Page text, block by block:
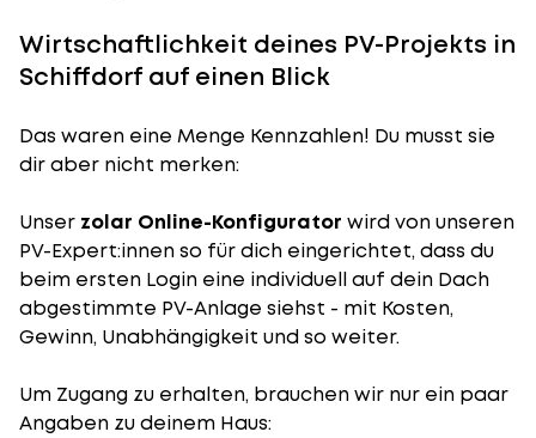
Wirtschaftlichkeit deines PV-Projekts in
Schiffdorf auf einen Blick
Das waren eine Menge Kennzahlen! Du musst sie
dir aber nicht merken:
Unser zolar Online-Konfigurator wird von unseren
PV-Expert:innen so für dich eingerichtet, dass du
beim ersten Login eine individuell auf dein Dach
abgestimmte PV-Anlage siehst - mit Kosten,
Gewinn, Unabhängigkeit und so weiter.
Um Zugang zu erhalten, brauchen wir nur ein paar
Angaben zu deinem Haus: